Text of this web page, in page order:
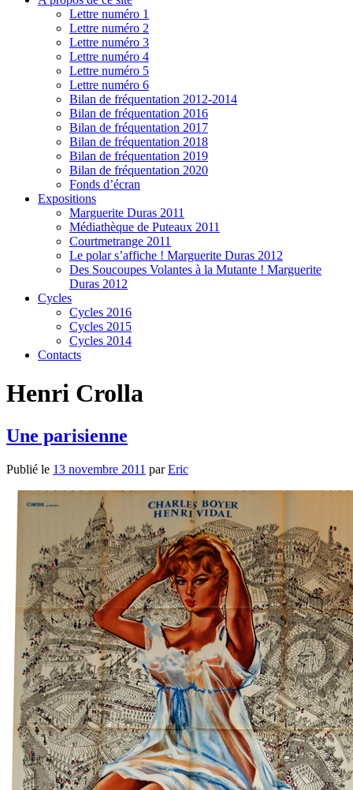
Lettre numéro 1
Lettre numéro 2
Lettre numéro 3
Lettre numéro 4
Lettre numéro 5
Lettre numéro 6
Bilan de fréquentation 2012-2014
Bilan de fréquentation 2016
Bilan de fréquentation 2017
Bilan de fréquentation 2018
Bilan de fréquentation 2019
Bilan de fréquentation 2020
Fonds d’écran
Expositions
Marguerite Duras 2011
Médiathèque de Puteaux 2011
Courtmetrange 2011
Le polar s’affiche ! Marguerite Duras 2012
Des Soucoupes Volantes à la Mutante ! Marguerite
Duras 2012
Cycles
Cycles 2016
Cycles 2015
Cycles 2014
Contacts
Henri Crolla
Une parisienne
Publié le 13 novembre 2011 parEric